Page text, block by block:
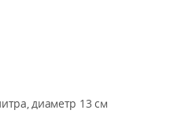
диаметр 13 см